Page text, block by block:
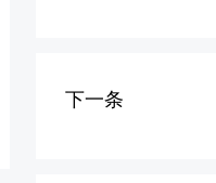
下一条